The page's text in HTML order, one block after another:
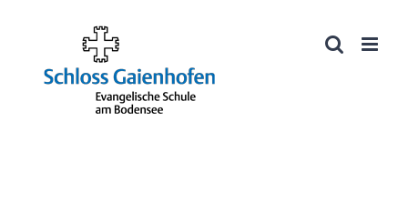
Werkzeugleiste öffnen
springen